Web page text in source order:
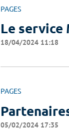
PAGES
Le service
18/04/2024 11:18
PAGES
05/02/2024 17:35